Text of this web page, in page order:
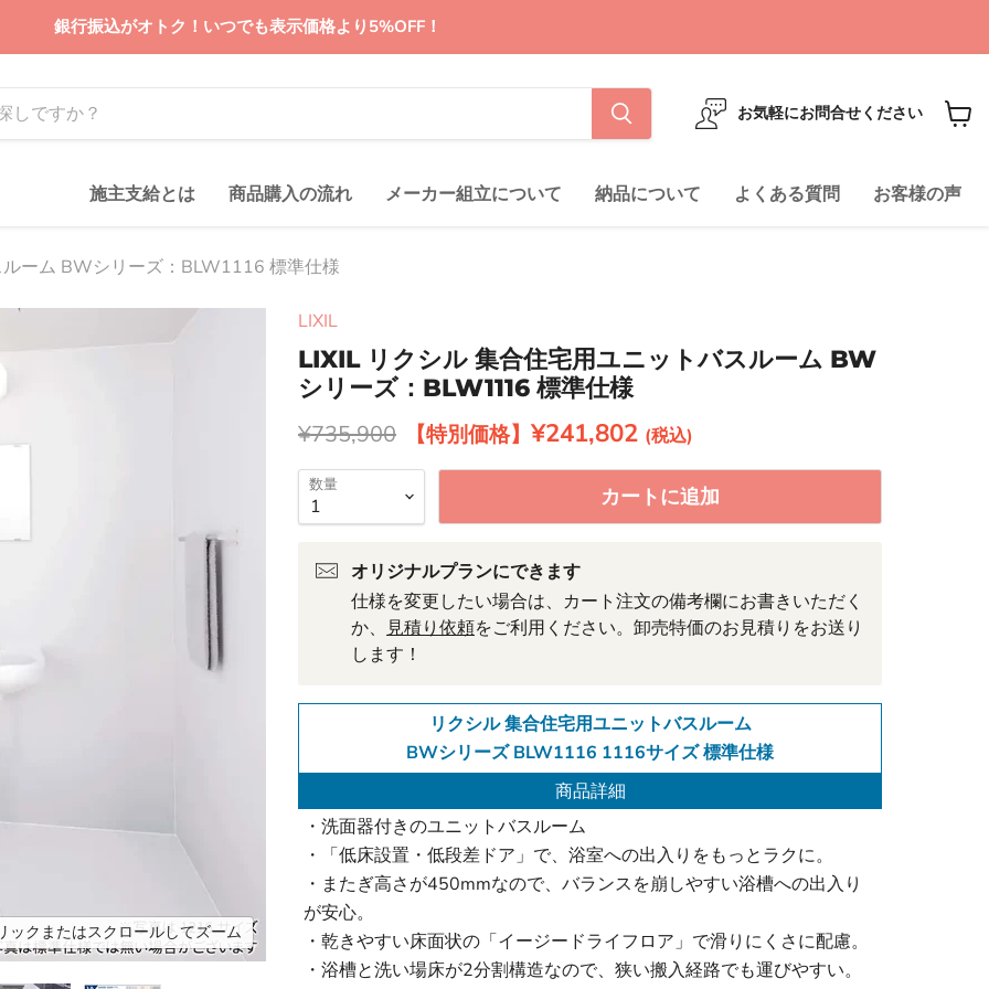
銀行振込がオトク！いつでも表示価格より5%OFF！
お気軽にお問合せください
を
施主支給とは 商品購入の流れ メーカー組立について 納品について よくある質問 お客様の声
ーム BWシリーズ：BLW1116 標準仕様
ックまたはスクロールしてズーム
LIXIL
LIXIL リクシル 集合住宅用ユニットバスルーム BW
シリーズ：BLW1116 標準仕様
元の価格
¥735,900 現在の価格
¥241,802
数量 カートに追加
オリジナルプランにできます
仕様を変更したい場合は、カート注文の備考欄にお書きいただく
か、 見積り依頼をご利用ください。卸売特価のお見積りをお送り
します！
リクシル 集合住宅用ユニットバスルーム
BWシリーズ BLW1116 1116サイズ 標準仕様
商品詳細
・洗面器付きのユニットバスルーム
・「低床設置・低段差ドア」で、浴室への出入りをもっとラクに。
・またぎ高さが450mmなので、バランスを崩しやすい浴槽への出入り
が安心。
・乾きやすい床面状の「イージードライフロア」で滑りにくさに配慮。
・浴槽と洗い場床が2分割構造なので、狭い搬入経路でも運びやすい。